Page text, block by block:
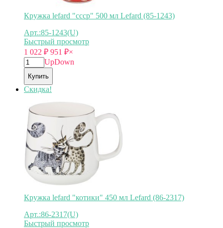
Кружка lefard "ссср" 500 мл Lefard (85-1243)
Арт.:85-1243(U)
Быстрый просмотр
1 022 ₽ 951 ₽×
UpDown
Купить
Скидка!
Кружка lefard "котики" 450 мл Lefard (86-2317)
Арт.:86-2317(U)
Быстрый просмотр